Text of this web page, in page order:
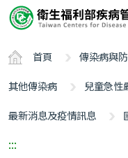
要
容
ALT+C
首頁 傳染病與
其他傳染病
兒童急性
最新消息及疫情訊息
:::